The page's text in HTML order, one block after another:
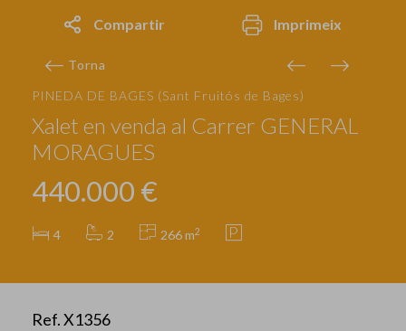
Compartir Imprimeix
Torna
PINEDA DE BAGES (Sant Fruitós de Bages)
Xalet en venda al Carrer GENERAL
MORAGUES
440.000 €
4 2 266 m2
Ref. X1356